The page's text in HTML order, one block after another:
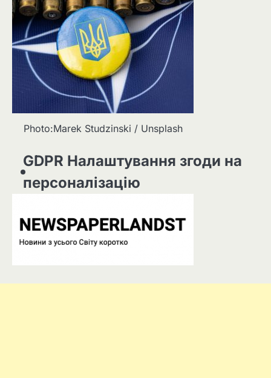
Photo:Marek Studzinski / Unsplash
GDPR Налаштування згоди на
персоналізацію